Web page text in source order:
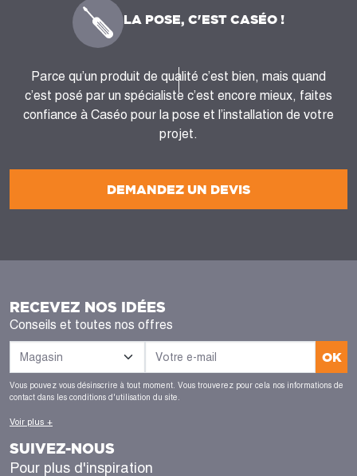
DEMANDEZ UN DEVIS
LA POSE, C'EST CASÉO !
Parce qu’un produit de qualité c’est bien, mais quand
c’est posé par un spécialiste c’est encore mieux, faites
confiance à Caséo pour la pose et l’installation de votre
projet.
RECEVEZ NOS IDÉES
Conseils et toutes nos offres
OK
Vous pouvez vous désinscrire à tout moment. Vous trouverez pour cela nos informations de
contact dans les conditions d'utilisation du site.
Voir plus +
SUIVEZ-NOUS
Pour plus d'inspiration